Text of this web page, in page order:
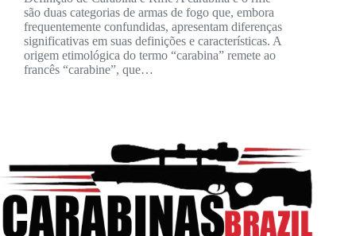
são duas categorias de armas de fogo que, embora
frequentemente confundidas, apresentam diferenças
significativas em suas definições e características. A
origem etimológica do termo “carabina” remete ao
francês “carabine”, que…